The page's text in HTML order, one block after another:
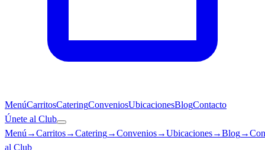
MenúCarritosCateringConveniosUbicacionesBlogContacto
Únete al Club
Menú →Carritos→Catering→Convenios→Ubicaciones→Blog→
al Club